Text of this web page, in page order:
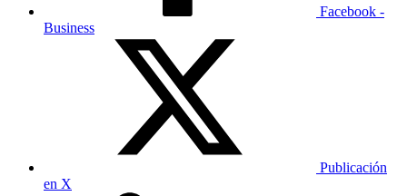
Facebook -
Business
Publicación
en X